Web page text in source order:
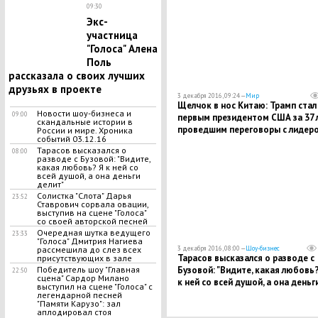
09:30
Экс-
участница
"Голоса" Алена
Поль
рассказала о своих лучших
друзьях в проекте
09:00
Новости шоу-бизнеса и
скандальные истории в
России и мире. Хроника
событий 03.12.16
08:00
Тарасов высказался о
разводе с Бузовой: "Видите,
какая любовь? Я к ней со
всей душой, а она деньги
делит"
23:52
Солистка "Слота" Дарья
Ставрович сорвала овации,
выступив на сцене "Голоса"
со своей авторской песней
23:33
Очередная шутка ведущего
"Голоса" Дмитрия Нагиева
рассмешила до слез всех
присутствующих в зале
22:50
Победитель шоу "Главная
сцена" Сардор Милано
выступил на сцене "Голоса" с
легендарной песней
"Памяти Карузо": зал
аплодировал стоя
3 декабря 2016, 09:24 —Мир
Щелчок в нос Китаю: Трамп стал
первым президентом США за 37
проведшим переговоры с
3 декабря 2016, 08:00 —Шоу-бизнес
Тарасов высказался о разводе с
Бузовой: "Видите, какая
к ней со всей душой, а она